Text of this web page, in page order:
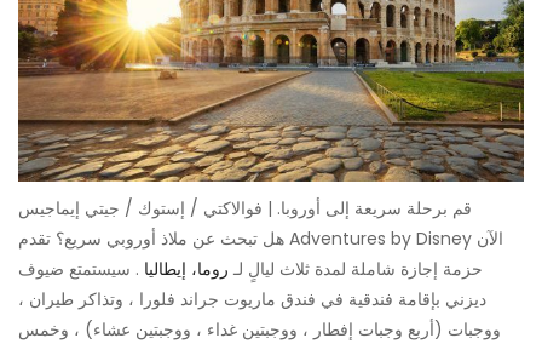
قم برحلة سريعة إلى أوروبا. | فوالاكتي / إستوك / جيتي إيماجيس
هل تبحث عن ملاذ أوروبي سريع؟ تقدم Adventures by Disney الآن
حزمة إجازة شاملة لمدة ثلاث ليالٍ لـ روما، إيطاليا . سيستمتع ضيوف
ديزني بإقامة فندقية في فندق ماريوت جراند فلورا ، وتذاكر طيران ،
ووجبات (أربع وجبات إفطار ، ووجبتين غداء ، ووجبتين عشاء) ، وخمس